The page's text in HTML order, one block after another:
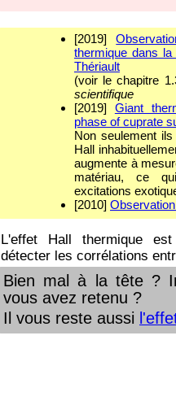
[2019]
thermique dans
Thériault
(voir le chapitre
scientifique
[2019] Giant
phase of cuprate
Non seulement
Hall
augmente à
matériau, ce
excitations
[2010]
L'effet Hall thermique
détecter les corrélations
Bien mal à la tête ?
vous avez retenu ?
Il vous reste aussi